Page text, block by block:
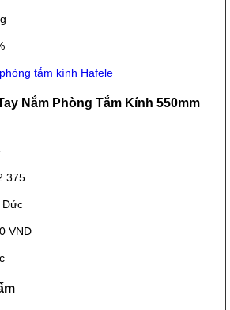
tắm kính Hafele
Nắm Phòng Tắm Kính 550mm
Đức
VND